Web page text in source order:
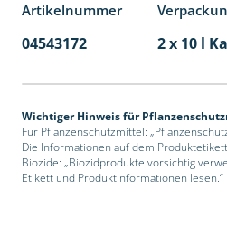
Artikelnummer
04543172 2 x 10 l
Wichtiger Hinweis für
Für Pflanzenschutzmittel:
Die Informationen auf dem
Biozide: „Biozidprodukte vorsichtig
Etikett und Produktinformationen lesen.“